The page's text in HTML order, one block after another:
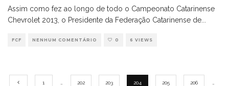
Assim como fez ao longo de todo o Campeonato Catarinense
Chevrolet 2013, o Presidente da Federação Catarinense de
FCF NENHUM COMENTÁRIO 0 6 VIEWS
1 202 203 204 205 206